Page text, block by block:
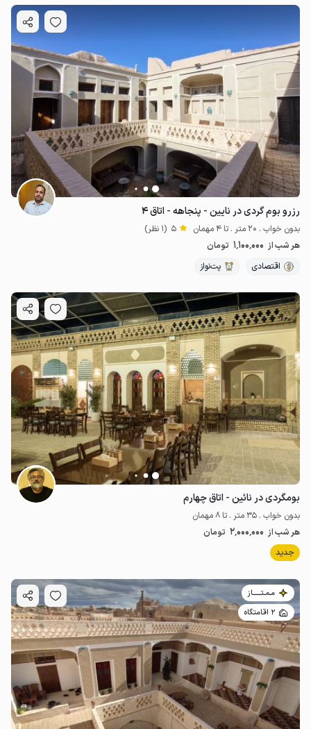
رزرو بوم گردی در نایین - پنجاهه - اتاق ۴
بدون خواب . 20 متر . تا 4 مهمان 5 (1 نظر)
هر شب از 1٬100٬000 تومان
اقتصادی
پت‌نواز
بومگردی در نائین - اتاق چهارم
بدون خواب . 35 متر . تا 8 مهمان
هر شب از 2٬000٬000 تومان
جدید
مـمـتــــــاز
2 اقامتگاه